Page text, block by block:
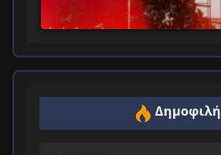
Δημοφιλή